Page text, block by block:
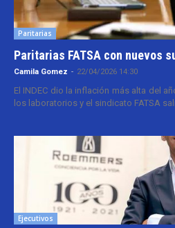
Paritarias
Paritarias FATSA con nuevos
Camila Gomez - 22/04/2026 14:30
El INDEC dio la inflación más alta del
los laboratorios y el sindicato FATSA
Ejecutivos